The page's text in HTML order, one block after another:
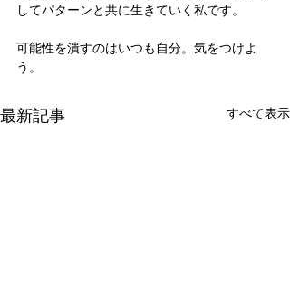
してパターンと共に生きていく私です。
可能性を潰すのはいつも自分。気をつけよ
う。
最新記事 すべて表示